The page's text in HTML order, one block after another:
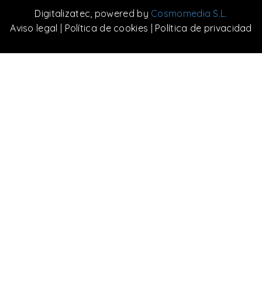
Digitalizatec, powered by Cosmomedia S.L.
Aviso legal
Política de cookies Política de privacidad